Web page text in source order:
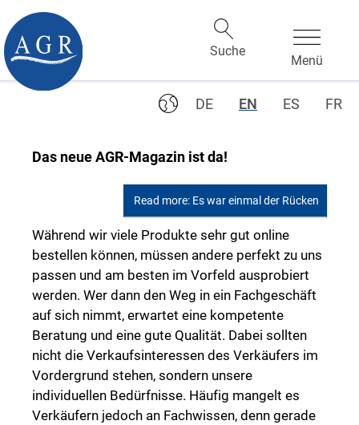
DE EN ES FR
Das neue AGR-Magazin ist da!
Read more: Es war einmal der Rücken
Während wir viele Produkte sehr gut online
bestellen können, müssen andere perfekt zu uns
passen und am besten im Vorfeld ausprobiert
werden. Wer dann den Weg in ein Fachgeschäft
auf sich nimmt, erwartet eine kompetente
Beratung und eine gute Qualität. Dabei sollten
nicht die Verkaufsinteressen des Verkäufers im
Vordergrund stehen, sondern unsere
individuellen Bedürfnisse. Häufig mangelt es
Verkäufern jedoch an Fachwissen, denn gerade